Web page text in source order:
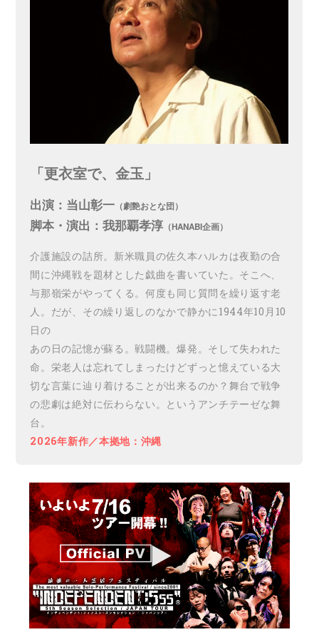
「更衣室で、金玉」
出演：当山彰一 （劇艶おとな団）
脚本・演出：我那覇孝淳 （HANABI企画）
介護施設の詰所。新米職員の佐久本ハルカは夜勤の合
間に沖縄戦を題材とした戯曲を書いていた。そこへ、
与那嶺栄がやってくる。何度も同じ質問を繰り返す老
人。だが、その繰り返しのなかで静かに1944年10月10
日の
あの日の記憶が蘇る。戦闘機。爆発。そして失われた
命。栄老人は忘れてしまったけどずっと憶えている大
切な言葉に辿り着けることが出来るのか？舞台で戦争
の悲劇は絶対に伝わらない。というアンチテーゼな舞
台。
2026年新作／本拠地：沖縄